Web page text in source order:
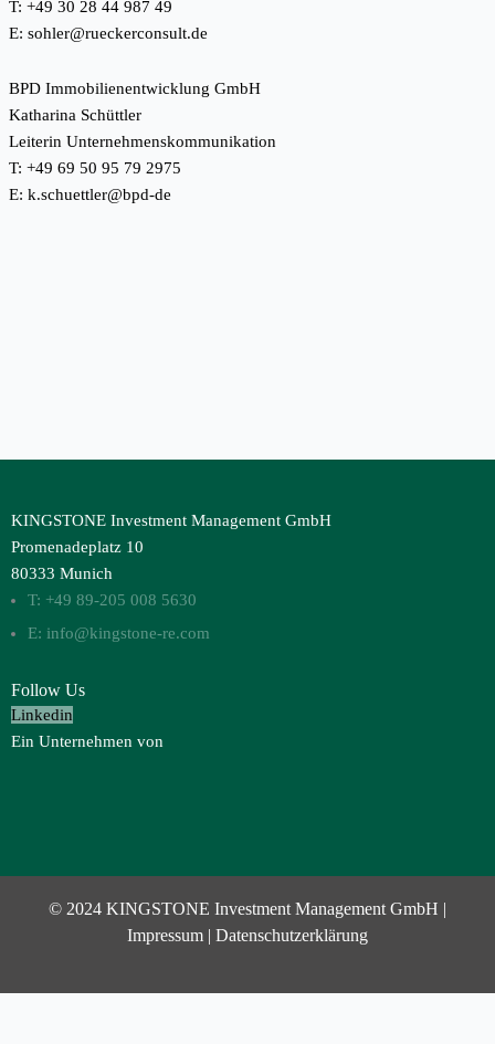
T: +49 30 28 44 987 49
E: sohler@rueckerconsult.de
BPD Immobilienentwicklung GmbH
Katharina Schüttler
Leiterin Unternehmenskommunikation
T: +49 69 50 95 79 2975
E: k.schuettler@bpd-de
KINGSTONE Investment Management GmbH
Promenadeplatz 10
80333 Munich
T: +49 89-205 008 5630
E: info@kingstone-re.com
Follow Us
Linkedin
Ein Unternehmen von
© 2024 KINGSTONE Investment Management GmbH |
Impressum | Datenschutzerklärung